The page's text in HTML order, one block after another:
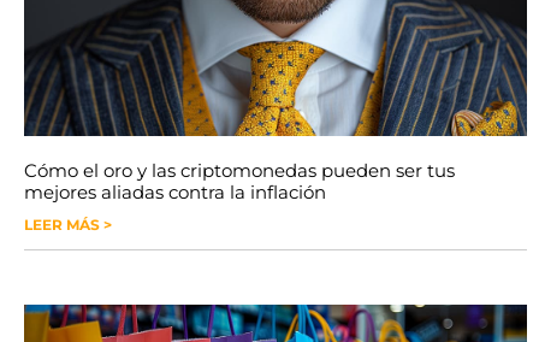
Cómo el oro y las criptomonedas pueden ser tus
mejores aliadas contra la inflación
LEER MÁS >